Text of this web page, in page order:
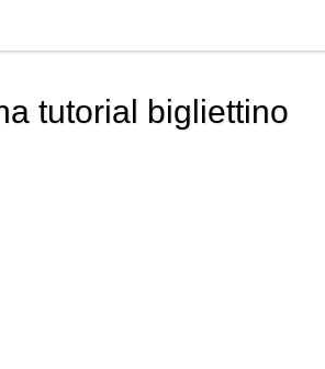
tutorial bigliettino